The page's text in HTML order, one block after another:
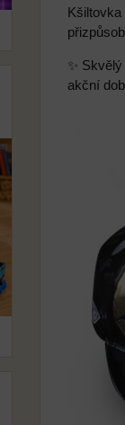
✨
akční